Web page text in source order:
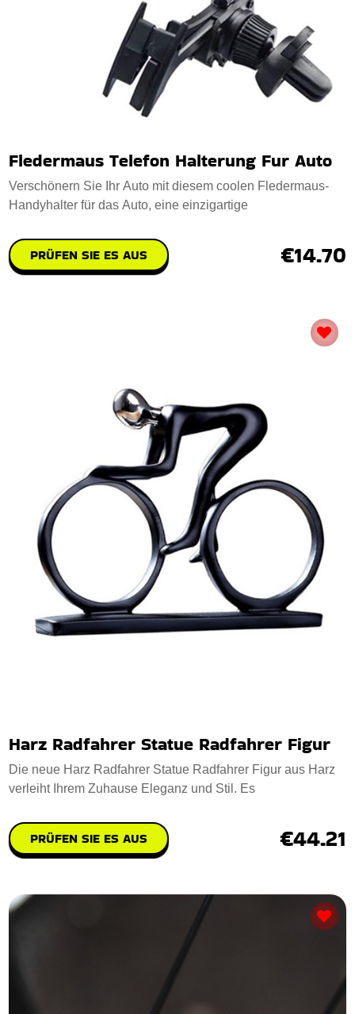
Fledermaus Telefon Halterung Fur Auto
Verschönern Sie Ihr Auto mit diesem coolen Fledermaus-
Handyhalter für das Auto, eine einzigartige
PRÜFEN SIE ES AUS €14.70
Harz Radfahrer Statue Radfahrer Figur
Die neue Harz Radfahrer Statue Radfahrer Figur aus Harz
verleiht Ihrem Zuhause Eleganz und Stil. Es
PRÜFEN SIE ES AUS €44.21